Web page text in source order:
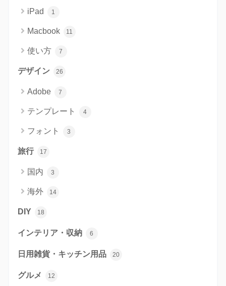
iPad 1
Macbook 11
使い方 7
デザイン 26
Adobe 7
テンプレート 4
フォント 3
旅行 17
国内 3
海外 14
DIY 18
インテリア・収納 6
日用雑貨・キッチン用品 20
グルメ 12